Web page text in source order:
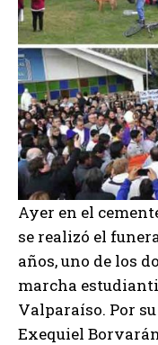
Ayer en el
se realizó el
años, uno de los
marcha
Valparaíso. Por
Exequiel